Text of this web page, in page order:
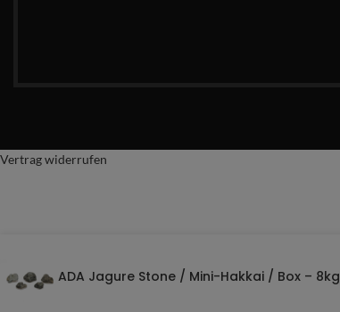
ADA Jagure Stone / Mini-Hakkai / Box – 8kg
Vertrag widerrufen